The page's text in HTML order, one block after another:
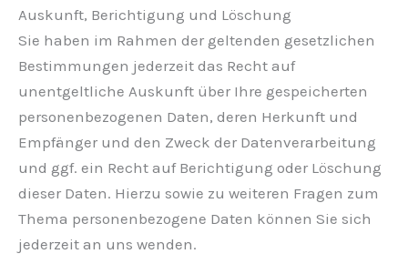
Auskunft, Berichtigung und Löschung
Sie haben im Rahmen der geltenden gesetzlichen
Bestimmungen jederzeit das Recht auf
unentgeltliche Auskunft über Ihre gespeicherten
personenbezogenen Daten, deren Herkunft und
Empfänger und den Zweck der Datenverarbeitung
und ggf. ein Recht auf Berichtigung oder Löschung
dieser Daten. Hierzu sowie zu weiteren Fragen zum
Thema personenbezogene Daten können Sie sich
jederzeit an uns wenden.